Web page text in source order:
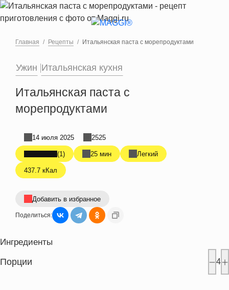
Перейти к основному содержанию
Главная Рецепты Итальянская паста с морепродуктами
Ужин Итальянская кухня
Итальянская паста с
морепродуктами
(1) 25 мин Легкий
437.7 кКал
14 июля 2025 2525
Добавить в избранное
Поделиться:
Ингредиенты
Порции 4